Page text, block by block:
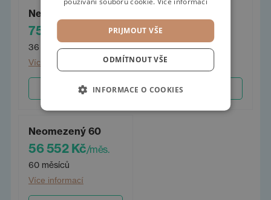
Neomezený 36
75 314 Kč
36 měsíců
Více informací
Sjednat
63 610 Kč
48 měsíců
Více informací
Sjednat
Neomezený 60
56 552 Kč/měs.
60 měsíců
Více informací
PRIJMOUT VŠE
ODMÍTNOUT VŠE
INFORMACE O COOKIES